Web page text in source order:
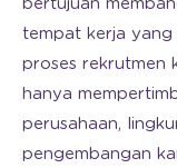
bertujuan
tempat kerja yang
proses rekrutmen
hanya
perusahaan,
pengembangan